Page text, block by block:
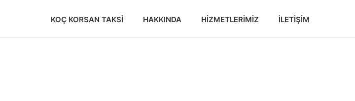
KOÇ KORSAN TAKSI HAKKINDA HIZMETLERIMIZ İLETIŞIM